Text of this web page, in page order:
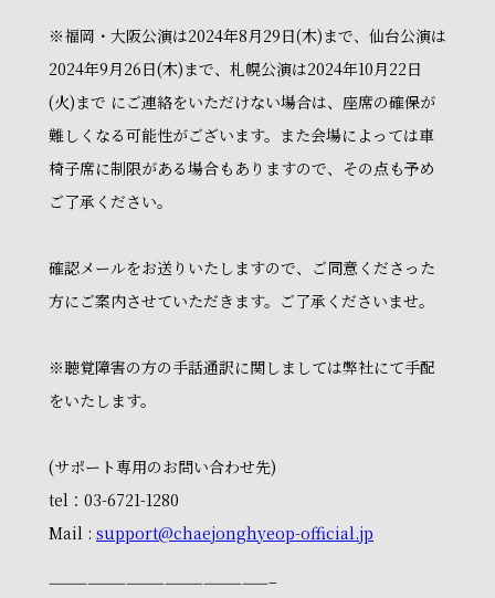
※福岡・大阪公演は2024年8月29日(木)まで、仙台公演は
2024年9月26日(木)まで、札幌公演は2024年10月22日
(火)まで にご連絡をいただけない場合は、座席の確保が
難しくなる可能性がございます。また会場によっては車
椅子席に制限がある場合もありますので、その点も予め
ご了承ください。
確認メールをお送りいたしますので、ご同意くださった
方にご案内させていただきます。ご了承くださいませ。
※聴覚障害の方の手話通訳に関しましては弊社にて手配
をいたします。
(サポート専用のお問い合わせ先)
tel：03-6721-1280
Mail : support@chaejonghyeop-official.jp
—————————————————–